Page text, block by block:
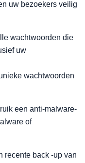
uw bezoekers veilig
wachtwoorden die
uw
wachtwoorden
een anti-malware-
of
recente back -up van